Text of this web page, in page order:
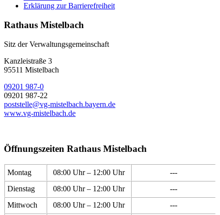
Erklärung zur Barrierefreiheit
Rathaus Mistelbach
Sitz der Verwaltungsgemeinschaft
Kanzleistraße 3
95511 Mistelbach
09201 987-0
09201 987-22
poststelle@vg-mistelbach.bayern.de
www.vg-mistelbach.de
Öffnungszeiten Rathaus Mistelbach
Montag 08:00 Uhr – 12:00 Uhr
---
Dienstag
08:00 Uhr – 12:00 Uhr
---
Mittwoch
08:00 Uhr – 12:00 Uhr
---